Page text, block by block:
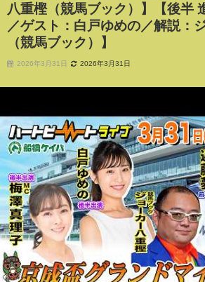
八重樫（競馬ブック）】【後半
／ゲスト：白戸ゆめの／解説：
（競馬ブック）】
2026年3月31日 2026年3月31日